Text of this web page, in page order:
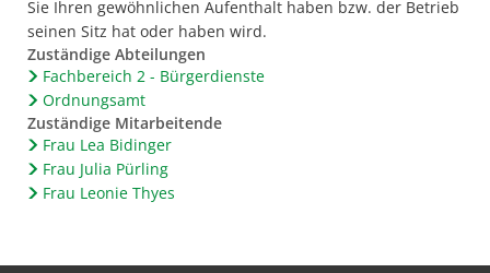
Sie Ihren gewöhnlichen Aufenthalt haben bzw. der Betrieb
seinen Sitz hat oder haben wird.
Zuständige Abteilungen
Fachbereich 2 - Bürgerdienste
Ordnungsamt
Zuständige Mitarbeitende
Frau Lea Bidinger
Frau Julia Pürling
Frau Leonie Thyes